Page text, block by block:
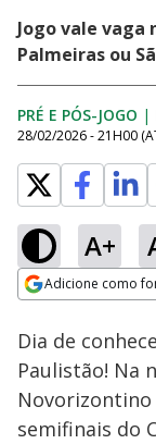
Jogo vale vaga
Palmeiras ou
PRÉ E PÓS-JOGO |
28/02/2026 - 21H00
A+
Adicione como
Ativar
Loaded:
11.21%
Dia de
Paulistão! Na
semifinais do